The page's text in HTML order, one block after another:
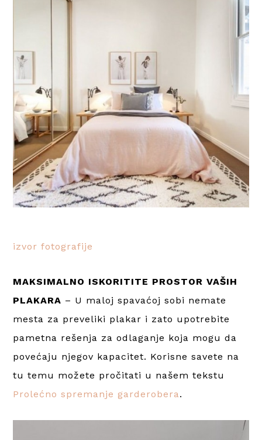
izvor fotografije
MAKSIMALNO ISKORITITE PROSTOR VAŠIH
PLAKARA – U maloj spavaćoj sobi nemate
mesta za preveliki plakar i zato upotrebite
pametna rešenja za odlaganje koja mogu da
povećaju njegov kapacitet. Korisne savete na
tu temu možete pročitati u našem tekstu
Prolećno spremanje garderobera.